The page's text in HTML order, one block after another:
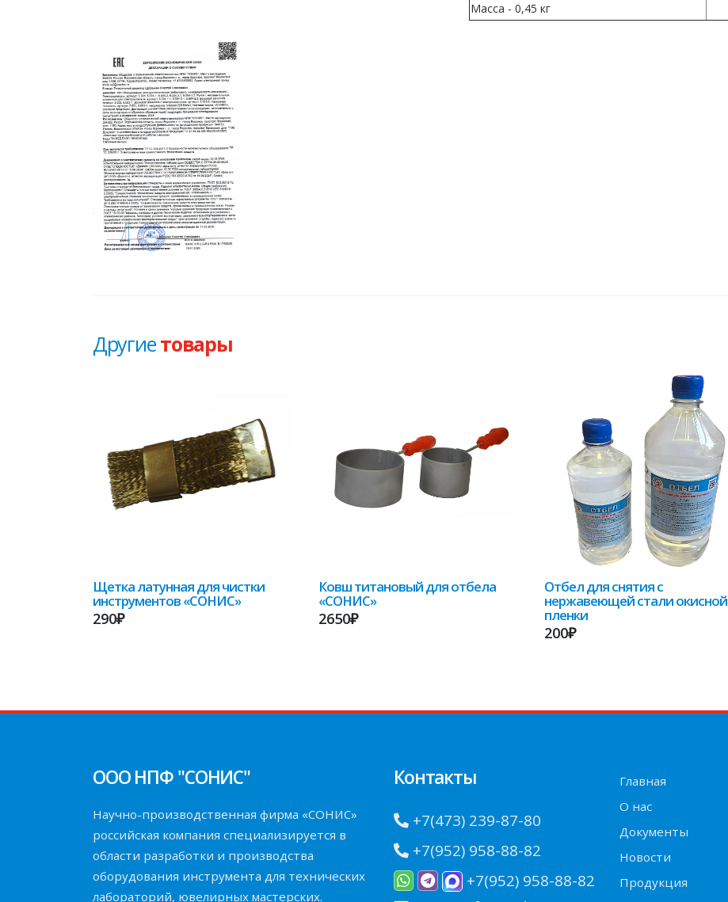
Масса - 0,45 кг
Другиетовары
Щетка латунная для чистки
инструментов «СОНИС»
290₽
Ковш титановый для отбела
«СОНИС»
2650₽
Отбел для снятия с
нержавеющей стали окисной
пленки
200₽
ООО НПФ "СОНИС"
Научно-производственная фирма «СОНИС»
российская компания специализируется в
области разработки и производства
оборудования инструмента для технических
лабораторий, ювелирных мастерских.
Контакты
+7(473) 239-87-80
+7(952) 958-88-82
+7(952) 958-88-82
Главная
О нас
Документы
Новости
Продукция